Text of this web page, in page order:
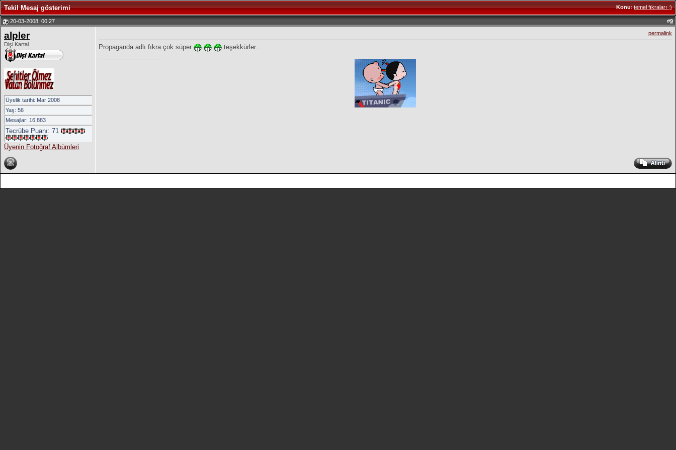
Konu:temel fıkraları :)
Tekil Mesaj gösterimi
20-03-2008, 00:27 #9
alpler
Dişi Kartal
Üyelik tarihi: Mar 2008
Yaş: 56
Mesajlar: 16.883
Tecrübe Puanı: 71
Üyenin Fotoğraf Albümleri
permalink
Propaganda adlı fıkra çok süper
teşekkürler...